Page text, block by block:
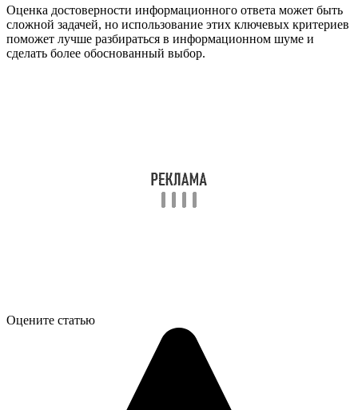
Оценка достоверности информационного ответа может быть
сложной задачей, но использование этих ключевых критериев
поможет лучше разбираться в информационном шуме и
сделать более обоснованный выбор.
Оцените статью